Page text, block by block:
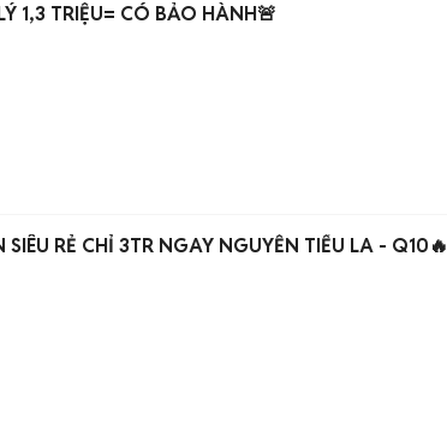
1,3 TRIỆU= CÓ BẢO HÀNH🚨
SIÊU RẺ CHỈ 3TR NGAY NGUYỄN TIỂU LA - Q10🔥